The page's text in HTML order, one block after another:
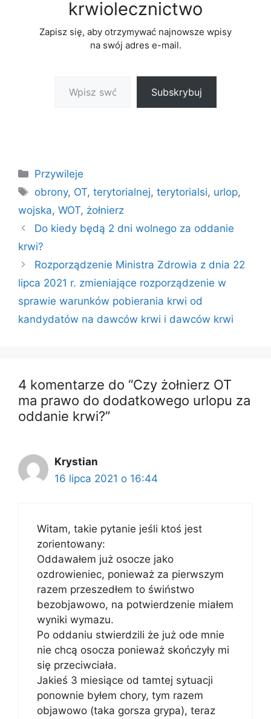
krwiolecznictwo
Zapisz się, aby otrzymywać najnowsze wpisy
na swój adres e-mail.
Subskrybuj
Kategorie
Przywileje
Tagi
obrony, OT,terytorialnej,terytorialsi, urlop,
wojska, WOT, żołnierz
Do kiedy będą 2 dni wolnego za oddanie
krwi?
Rozporządzenie Ministra Zdrowia z dnia 22
lipca 2021 r. zmieniające rozporządzenie w
sprawie warunków pobierania krwi od
kandydatów na dawców krwi i dawców krwi
4 komentarze do “Czy żołnierz OT
ma prawo do dodatkowego urlopu za
oddanie krwi?”
Krystian
16 lipca 2021 o 16:44
Witam, takie pytanie jeśli ktoś jest
zorientowany:
Oddawałem już osocze jako
ozdrowieniec, ponieważ za pierwszym
razem przeszedłem to świństwo
bezobjawowo, na potwierdzenie miałem
wyniki wymazu.
Po oddaniu stwierdzili że już ode mnie
nie chcą osocza ponieważ skończyły mi
się przeciwciała.
Jakieś 3 miesiące od tamtej sytuacji
ponownie byłem chory, tym razem
objawowo (taka gorsza grypa), teraz